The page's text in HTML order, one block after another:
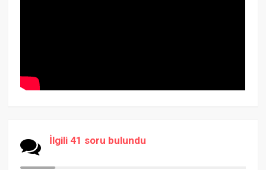
İlgili 41 soru bulundu